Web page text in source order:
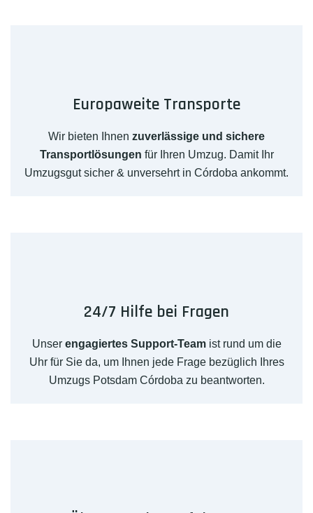
Europaweite Transporte
Wir bieten Ihnen zuverlässige und sichere
Transportlösungen für Ihren Umzug. Damit Ihr
Umzugsgut sicher & unversehrt in Córdoba ankommt.
24/7 Hilfe bei Fragen
Unser engagiertes Support-Teamist rund um die
Uhr für Sie da, um Ihnen jede Frage bezüglich Ihres
Umzugs Potsdam Córdoba zu beantworten.